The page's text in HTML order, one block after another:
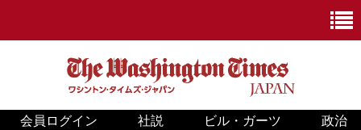
会員ログイン 社説 ビル・ガーツ 政治